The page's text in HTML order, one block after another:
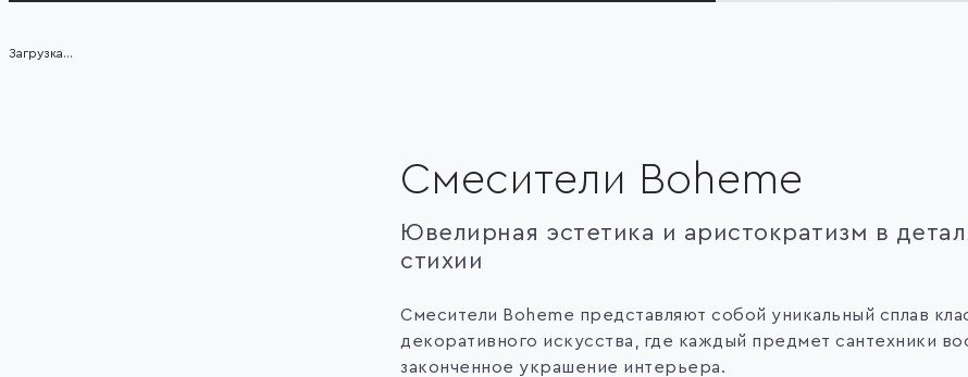
Загрузка...
Смесители Boheme
Ювелирная эстетика и аристократизм в
стихии
Смесители Boheme представляют собой уникальный сплав
декоративного искусства, где каждый предмет сантехники
законченное украшение интерьера.